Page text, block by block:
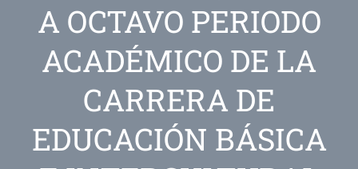
A OCTAVO PERIODO
ACADÉMICO DE LA
CARRERA DE
EDUCACIÓN BÁSICA